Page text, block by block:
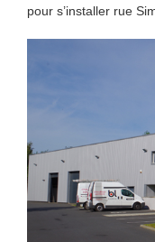
pour s’installer rue